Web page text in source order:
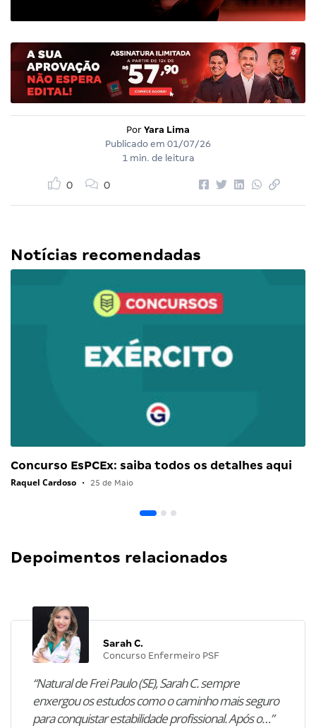
Por Yara Lima
Publicado em 01/07/26
1 min. de leitura
0 0
Notícias recomendadas
Concurso EsPCEx: saiba todos os detalhes aqui
Raquel Cardoso • 25 de Maio
Depoimentos relacionados
Sarah C.
Concurso Enfermeiro PSF
“Natural de Frei Paulo (SE), Sarah C. sempre
enxergou os estudos como o caminho mais seguro
para conquistar estabilidade profissional. Após o…”